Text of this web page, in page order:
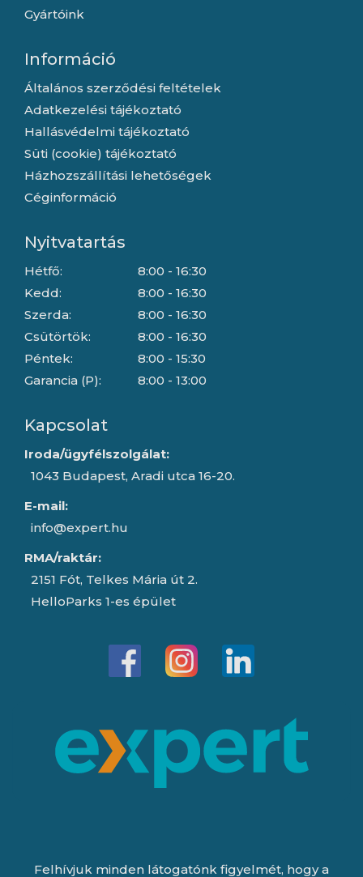
Gyártóink
Információ
Általános szerződési feltételek
Adatkezelési tájékoztató
Hallásvédelmi tájékoztató
Süti (cookie) tájékoztató
Házhozszállítási lehetőségek
Céginformáció
Nyitvatartás
Hétfő:
Kedd:
Szerda:
Csütörtök:
Péntek:
Garancia (P):
8:00 - 16:30
8:00 - 16:30
8:00 - 16:30
8:00 - 16:30
8:00 - 15:30
8:00 - 13:00
Kapcsolat
Iroda/ügyfélszolgálat:
1043 Budapest, Aradi utca 16-20.
E-mail:
info@expert.hu
RMA/raktár:
2151 Fót, Telkes Mária út 2.
HelloParks 1-es épület
Felhívjuk minden látogatónk figyelmét, hogy a